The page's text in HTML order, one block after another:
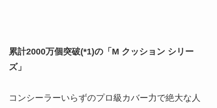
累計2000万個突破(*1)の「M クッション シリー
ズ」
コンシーラーいらずのプロ級カバー力で絶大な人